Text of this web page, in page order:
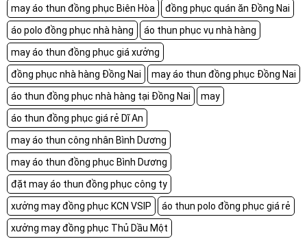
may áo thun đồng phục Biên Hòa
đồng phục quán ăn Đồng Nai
áo polo đồng phục nhà hàng
áo thun phục vụ nhà hàng
may áo thun đồng phục giá xưởng
đồng phục nhà hàng Đồng Nai
may áo thun đồng phục Đồng Nai
áo thun đồng phục nhà hàng tại Đồng Nai
may
áo thun đồng phục giá rẻ Dĩ An
may áo thun công nhân Bình Dương
may áo thun đồng phục Bình Dương
đặt may áo thun đồng phục công ty
xưởng may đồng phục KCN VSIP
áo thun polo đồng phục giá rẻ
xưởng may đồng phục Thủ Dầu Một